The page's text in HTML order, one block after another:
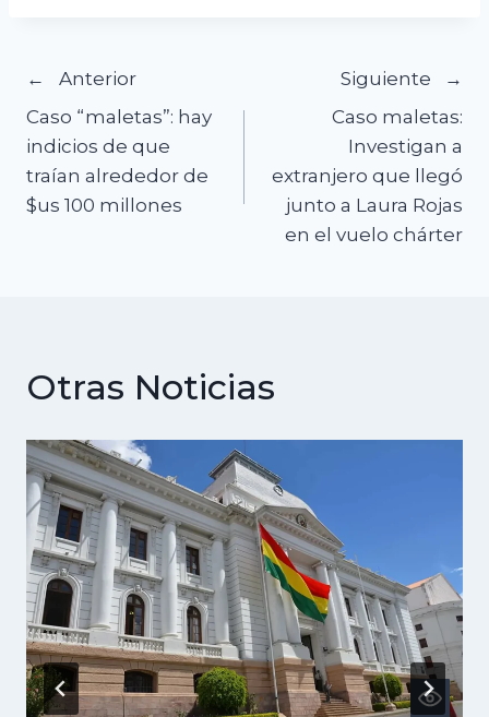
Navegación
de
entradas
Anterior
Caso “maletas”: hay
indicios de que
traían alrededor de
$us 100 millones
Siguiente
Caso maletas:
Investigan a
extranjero que llegó
junto a Laura Rojas
en el vuelo chárter
Otras Noticias